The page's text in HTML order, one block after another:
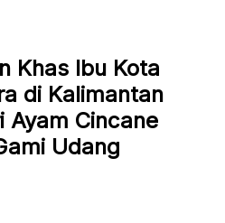
Khas Ibu Kota
di Kalimantan
Ayam Cincane
Udang